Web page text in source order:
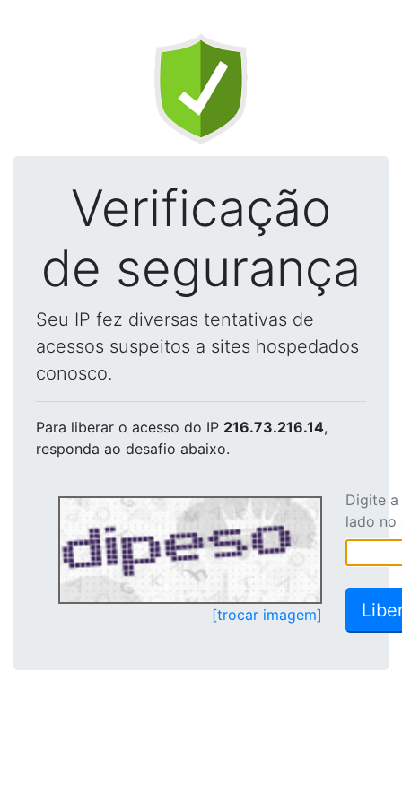
Verificação
de segurança
Seu IP fez diversas tentativas de
acessos suspeitos a sites hospedados
conosco.
Para liberar o acesso do IP 216.73.216.14,
responda ao desafio abaixo.
[trocar imagem]
Digite
lado no